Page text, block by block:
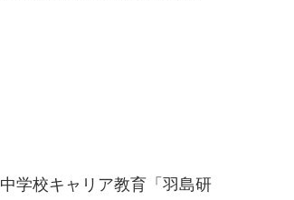
学校キャリア教育「羽島研